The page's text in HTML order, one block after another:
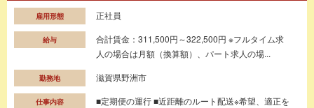
雇用形態 正社員
給与
合計賃金：311,500円～322,500円 ※フルタイム求
人の場合は月額（換算額）、パート求人の場...
勤務地 滋賀県野洲市
仕事内容
■定期便の運行 ■近距離のルート配送※希望、適正を